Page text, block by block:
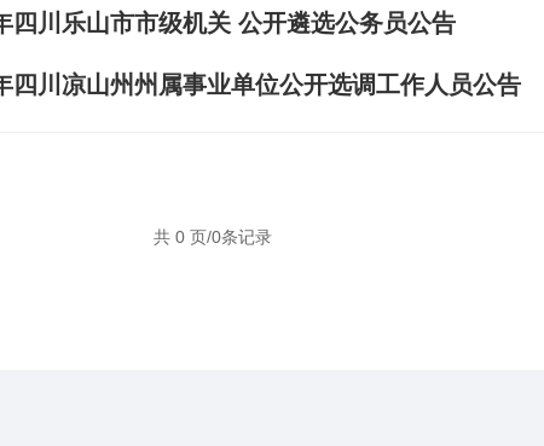
四川乐山市市级机关 公开遴选公务员公告
四川凉山州州属事业单位公开选调工作人员公告
共 0 页/0条记录